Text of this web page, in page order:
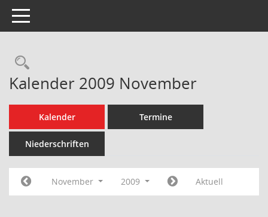
Toggle navigation
Rechercheauswahl
Kalender 2009 November
Kalender Termine
Niederschriften
November 2009 Aktuell